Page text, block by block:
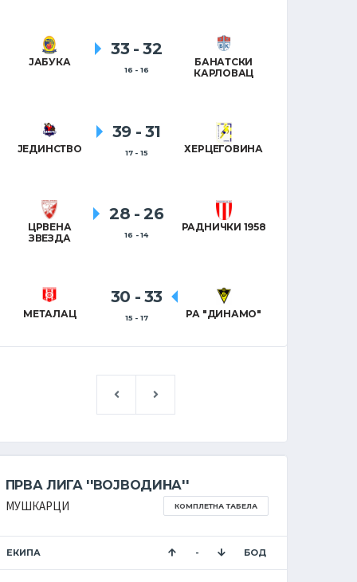
ЈАБУКА
33 - 32
16 - 16
БАНАТСКИ
КАРЛОВАЦ
ЈЕДИНСТВО
39 - 31
17 - 15 ХЕРЦЕГОВИНА
ЦРВЕНА
ЗВЕЗДА
28 - 26
16 - 14
РАДНИЧКИ 1958
МЕТАЛАЦ
30 - 33
15 - 17 РА "ДИНАМО"
ПРВА ЛИГА ''ВОЈВОДИНА''
МУШКАРЦИ
КОМПЛЕТНА ТАБЕЛА
ЕКИПА - БОД